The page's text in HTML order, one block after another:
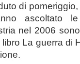
di
ascoltato le
nel 2006
La guerra di